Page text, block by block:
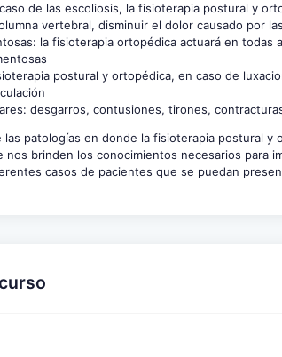
de las escoliosis, la fisioterapia postural y
vertebral, disminuir el dolor causado por
la fisioterapia ortopédica actuará en
postural y ortopédica, en caso de
desgarros, contusiones, tirones,
las patologías en donde la fisioterapia postural
nos brinden los conocimientos necesarios para
casos de pacientes que se puedan